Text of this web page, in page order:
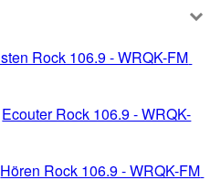
Rock 106.9 - WRQK-FM
Ecouter Rock 106.9 - WRQK-
Hören Rock 106.9 - WRQK-FM